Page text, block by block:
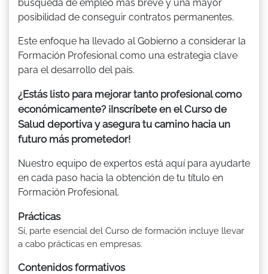
búsqueda de empleo más breve y una mayor
posibilidad de conseguir contratos permanentes.
Este enfoque ha llevado al Gobierno a considerar la
Formación Profesional como una estrategia clave
para el desarrollo del país.
¿Estás listo para mejorar tanto profesional como
económicamente? ¡Inscríbete en el Curso de
Salud deportiva y asegura tu camino hacia un
futuro más prometedor!
Nuestro equipo de expertos está aquí para ayudarte
en cada paso hacia la obtención de tu título en
Formación Profesional.
Prácticas
Sí, parte esencial del Curso de formación incluye llevar
a cabo prácticas en empresas.
Contenidos formativos